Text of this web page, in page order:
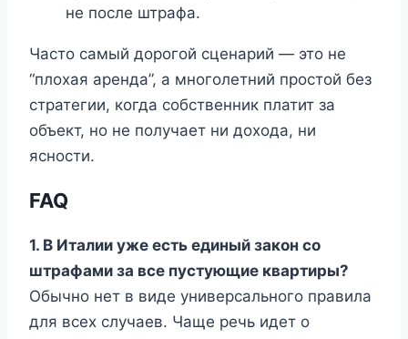
не после штрафа.
Часто самый дорогой сценарий — это не
“плохая аренда”, а многолетний простой без
стратегии, когда собственник платит за
объект, но не получает ни дохода, ни
ясности.
FAQ
1. В Италии уже есть единый закон со
штрафами за все пустующие квартиры?
Обычно нет в виде универсального правила
для всех случаев. Чаще речь идет о